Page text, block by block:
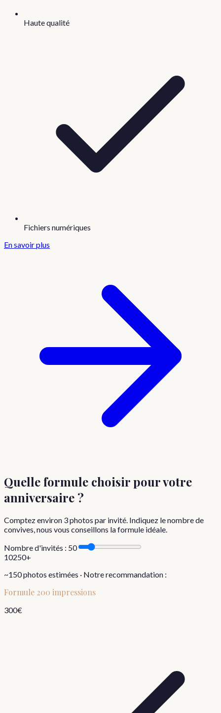
Haute qualité
Fichiers numériques
En savoir plus
Quelle formule choisirpour votre
anniversaire ?
Comptez environ 3photos par invité. Indiquez le nombre de
convives, nous vous conseillons la formule idéale.
Nombre d'invités : 50
10250+
~150photos estimées · Notre recommandation :
Formule 200 impressions
300€